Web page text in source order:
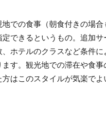
での食事（朝食付きの場合
できるというもの。追加
ホテルのクラスなど条件
す。観光地での滞在や食事
はこのスタイルが気楽で